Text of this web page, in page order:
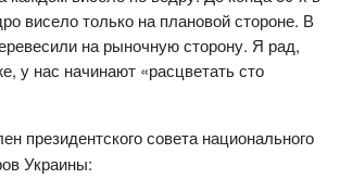
висело только на плановой стороне. В
на рыночную сторону. Я рад,
у нас начинают «расцветать сто
президентского совета национального
Украины: